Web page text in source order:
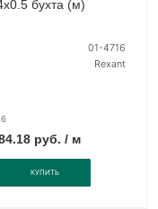
бухта (м)
01-4716
Rexant
руб. / м
КУПИТЬ